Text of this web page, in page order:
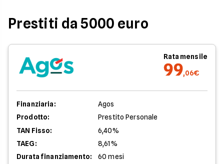
Prestiti da 5000 euro
Rata mensile
99,06€
Finanziaria:
Agos
Prodotto:
Prestito Personale
TAN Fisso:
6,40%
TAEG:
8,61%
Durata finanziamento:
60 mesi